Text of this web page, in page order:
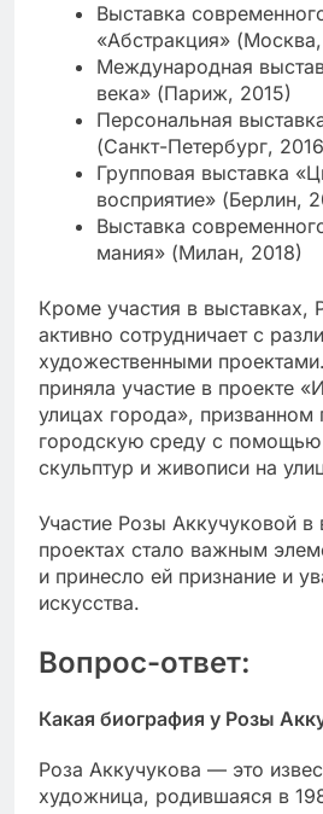
Выставка
«Абстракция»
Международная
века» (Париж, 2015)
Персональная
(Санкт-Петербург,
Групповая выставка
восприятие» (Берлин,
Выставка
мания» (Милан, 2018)
Кроме участия в выставках,
активно сотрудничает с
художественными
приняла участие в проекте
улицах города», призванном
городскую среду с помощью
скульптур и живописи на
Участие Розы Аккучуковой в
проектах стало важным
и принесло ей признание и
искусства.
Вопрос-ответ:
Какая биография у Розы
Роза Аккучукова — это
художница, родившаяся в